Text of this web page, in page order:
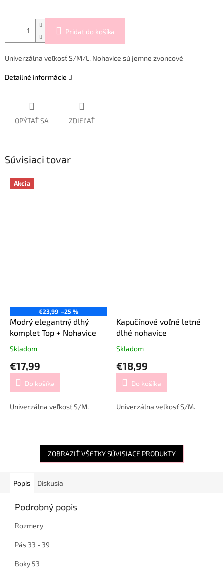
Pridať do košíka
Univerzálna veľkosť S/M/L. Nohavice sú jemne zvoncové
Detailné informácie
OPÝTAŤ SA ZDIEĽAŤ
Súvisiaci tovar
Akcia
€23,99 –25 %
Modrý elegantný dlhý
komplet Top + Nohavice
Skladom
€17,99
Do košíka
Univerzálna veľkosť S/M.
Kapučínové voľné letné
dlhé nohavice
Skladom
€18,99
Do košíka
Univerzálna veľkosť S/M.
ZOBRAZIŤ VŠETKY SÚVISIACE PRODUKTY
Popis Diskusia
Podrobný popis
Rozmery
Pás 33 - 39
Boky 53